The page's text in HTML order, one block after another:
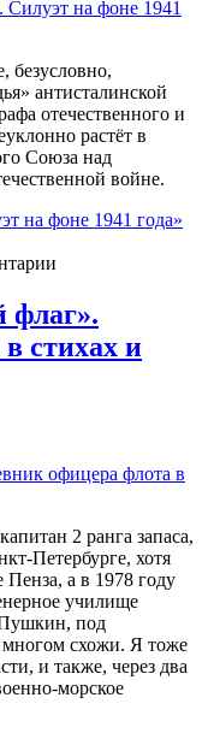
безусловно,
антисталинской
отечественного и
растёт в
Союза над
войне.
на фоне 1941 года»
флаг».
стихах и
2 ранга запаса,
Петербурге, хотя
Пенза, а в 1978 году
училище
под
схожи. Я тоже
и также, через два
морское